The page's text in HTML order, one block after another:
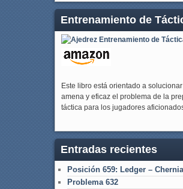
Entrenamiento de
Este libro está orientado a
amena y eficaz el problema de la
táctica para los jugadores
Entradas recientes
Posición 659: Ledger –
Problema 632